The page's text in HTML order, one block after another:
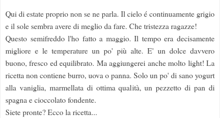
Qui di estate proprio non se ne parla. Il cielo é continuamente grigio
e il sole sembra avere di meglio da fare. Che tristezza ragazze!
Questo semifreddo l'ho fatto a maggio. Il tempo era decisamente
migliore e le temperature un po' più alte. E' un dolce davvero
buono, fresco ed equilibrato. Ma aggiungerei anche molto light! La
ricetta non contiene burro, uova o panna. Solo un po' di sano yogurt
alla vaniglia, marmellata di ottima qualità, un pezzetto di pan di
spagna e cioccolato fondente.
Siete pronte? Ecco la ricetta...